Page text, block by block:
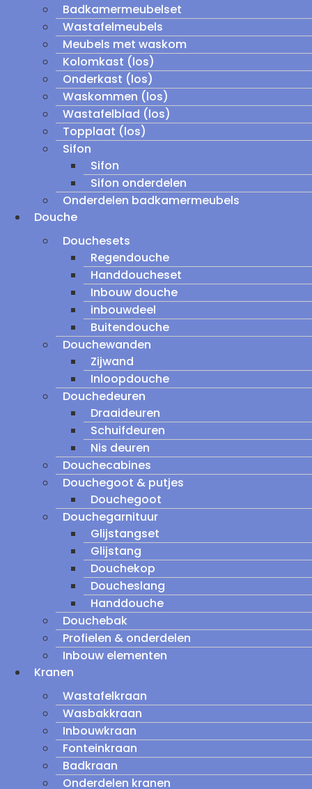
Badkamermeubelset
Wastafelmeubels
Meubels met waskom
Kolomkast (los)
Onderkast (los)
Waskommen (los)
Wastafelblad (los)
Topplaat (los)
Sifon
Sifon
Sifon onderdelen
Onderdelen badkamermeubels
Douche
Douchesets
Regendouche
Handdoucheset
Inbouw douche
inbouwdeel
Buitendouche
Douchewanden
Zijwand
Inloopdouche
Douchedeuren
Draaideuren
Schuifdeuren
Nis deuren
Douchecabines
Douchegoot & putjes
Douchegoot
Douchegarnituur
Glijstangset
Glijstang
Douchekop
Doucheslang
Handdouche
Douchebak
Profielen & onderdelen
Inbouw elementen
Kranen
Wastafelkraan
Wasbakkraan
Inbouwkraan
Fonteinkraan
Badkraan
Onderdelen kranen